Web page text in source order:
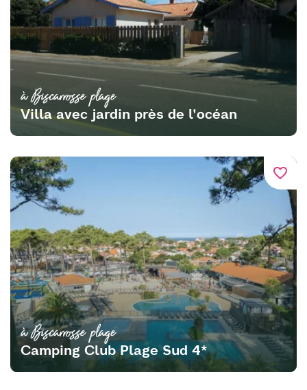
à Biscarrosse plage
Villa avec jardin près de l'océan
favorite_border
à Biscarrosse plage
Camping Club Plage Sud 4*